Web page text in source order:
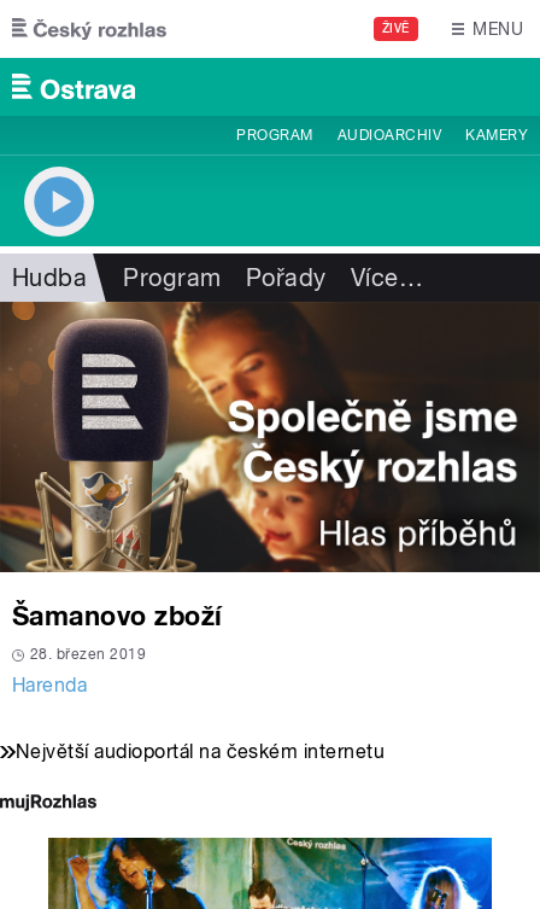
Přejít k hlavnímu obsahu
ŽIVĚ MENU
PROGRAM AUDIOARCHIV KAMERY
Hudba Program Pořady Více…
Šamanovo zboží
28. březen 2019
Harenda
Největší audioportál na českém internetu